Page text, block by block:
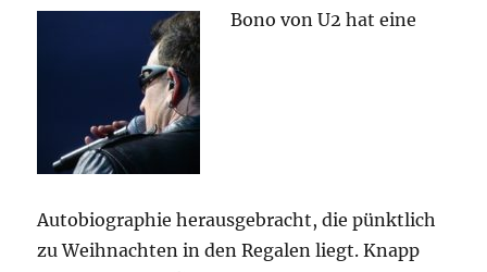
Bono von U2 hat eine
Auto­bio­gra­phie her­aus­ge­bracht, die pünkt­lich
zu Weih­nach­ten in den Rega­len liegt. Knapp